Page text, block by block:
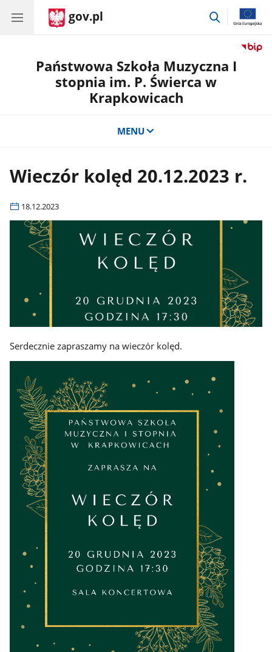
gov.pl
przejdź
Państwowa Szkoła Muzyczna I
stopnia im. P. Świerca w
Krapkowicach
MENU
Wieczór kolęd 20.12.2023 r.
18.12.2023
Serdecznie zapraszamy na wieczór kolęd.